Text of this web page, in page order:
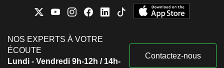
NOS EXPERTS À VOTRE
ÉCOUTE
Lundi - Vendredi 9h-12h / 14h-
Contactez-nous